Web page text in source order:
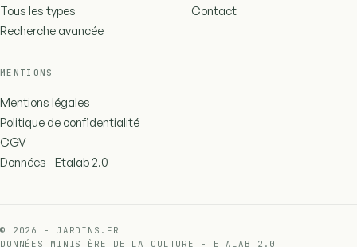
Tous les types
Recherche avancée
Contact
MENTIONS
Mentions légales
Politique de confidentialité
CGV
Données - Etalab 2.0
© 2026 - JARDINS.FR
DONNÉES MINISTÈRE DE LA CULTURE - ETALAB 2.0